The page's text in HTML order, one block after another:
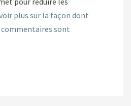
plus sur la façon dont
commentaires sont